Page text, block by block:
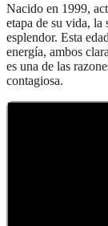
Nacido en 1999,
etapa de su vida,
esplendor. Esta
energía, ambos
es una de las
contagiosa.